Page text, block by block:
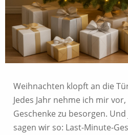
Weihnachten klopft an die
Jedes Jahr nehme ich mir
Geschenke zu besorgen.
sagen wir so: Last-Minute-